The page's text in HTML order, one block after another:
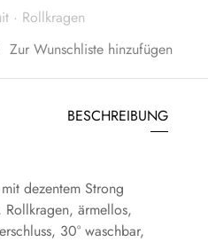
· Rollkragen
Zur Wunschliste hinzufügen
BESCHREIBUNG
dezentem Strong
ärmellos,
30° waschbar,